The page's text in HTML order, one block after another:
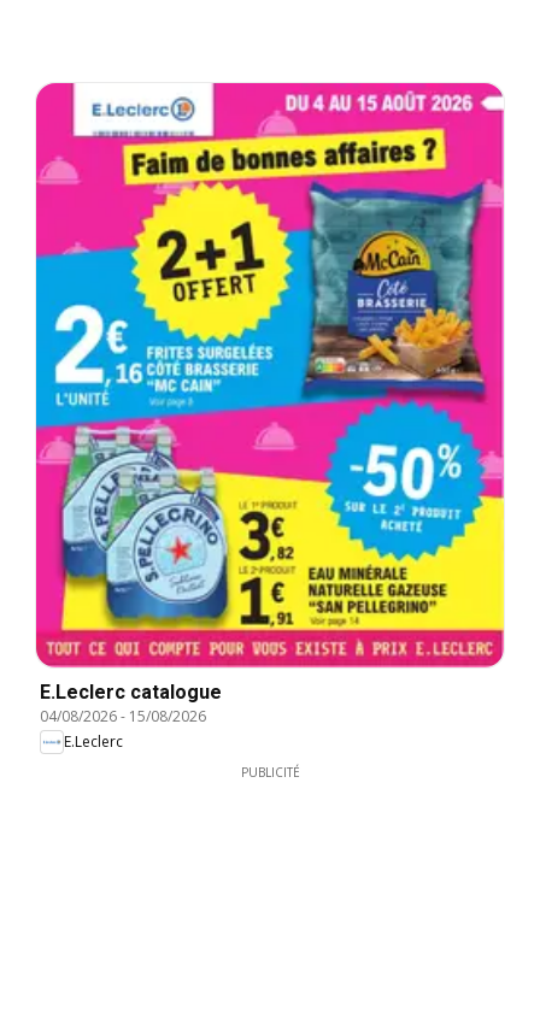
E.Leclerc catalogue
04/08/2026- 15/08/2026
E.Leclerc
PUBLICITÉ